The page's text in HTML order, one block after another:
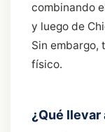
combinando
y luego de
Sin embargo,
físico.
¿Qué llevar